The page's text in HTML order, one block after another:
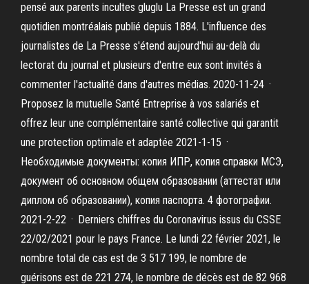
pensé aux parents incultes gluglu La Presse est un grand
quotidien montréalais publié depuis 1884. L'influence des
journalistes de La Presse s'étend aujourd'hui au-delà du
lectorat du journal et plusieurs d'entre eux sont invités à
commenter l'actualité dans d'autres médias. 2020-11-24 ·
Proposez la mutuelle Santé Entreprise à vos salariés et
offrez leur une complémentaire santé collective qui garantit
une protection optimale et adaptée 2021-1-15 ·
Необходимые документы: копия ИПР, копия справки МСЭ,
документ об основном общем образовании (аттестат или
диплом об образовании), копия паспорта. 4 фотографии.
2021-2-22 · Derniers chiffres du Coronavirus issus du CSSE
22/02/2021 pour le pays France. Le lundi 22 février 2021, le
nombre total de cas est de 3 517 199, le nombre de
guérisons est de 221 274, le nombre de décès est de 82 968